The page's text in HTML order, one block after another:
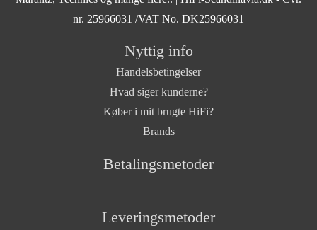
nr. 25966031 /VAT No. DK25966031
Nyttig info
Handelsbetingelser
Hvad siger kunderne?
Køber i mit brugte HiFi?
Brands
Betalingsmetoder
Leveringsmetoder